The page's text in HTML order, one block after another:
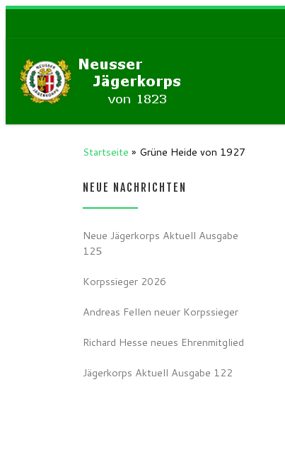
Startseite » Grüne Heide von 1927
NEUE NACHRICHTEN
Neue Jägerkorps Aktuell Ausgabe
125
Korpssieger 2026
Andreas Fellen neuer Korpssieger
Richard Hesse neues Ehrenmitglied
Jägerkorps Aktuell Ausgabe 122